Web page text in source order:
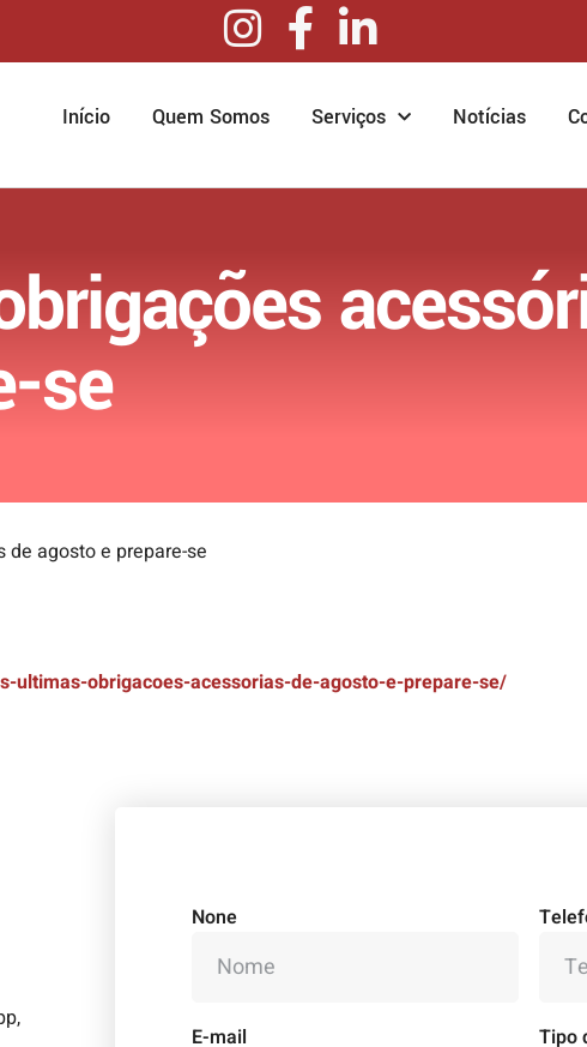
Início Quem Somos Serviços Notícias
se
agosto e prepare-se
obrigacoes-acessorias-de-agosto-e-prepare-se/
None
E-mail Tipo